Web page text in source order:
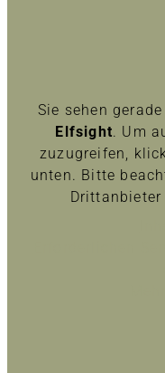
Sie sehen
Elfsight. Um
zuzugreifen,
unten. Bitte
Drittanbieter